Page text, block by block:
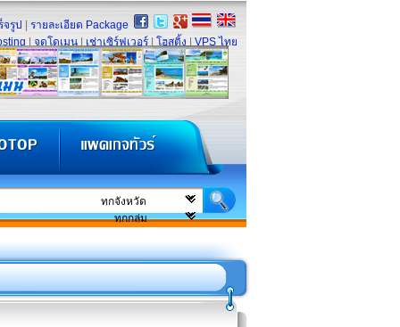
จรูป
รายละเอียด Package
จดโดเมน เช่าเซิร์ฟเวอร์ โฮสติ้ง VPS ไทย